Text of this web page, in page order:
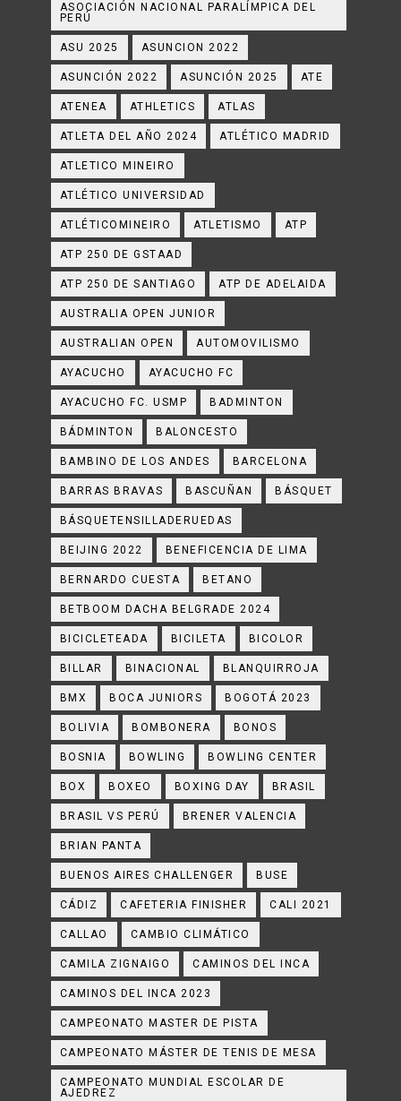
ASOCIACIÓN NACIONAL PARALÍMPICA DEL
PERÚ
ASU 2025 ASUNCION 2022
ASUNCIÓN 2022 ASUNCIÓN 2025 ATE
ATENEA ATHLETICS ATLAS
ATLETA DEL AÑO 2024 ATLÉTICO MADRID
ATLETICO MINEIRO
ATLÉTICO UNIVERSIDAD
ATLÉTICOMINEIRO ATLETISMO ATP
ATP 250 DE GSTAAD
ATP 250 DE SANTIAGO ATP DE ADELAIDA
AUSTRALIA OPEN JUNIOR
AUSTRALIAN OPEN AUTOMOVILISMO
AYACUCHO AYACUCHO FC
AYACUCHO FC. USMP BADMINTON
BÁDMINTON BALONCESTO
BAMBINO DE LOS ANDES BARCELONA
BARRAS BRAVAS BASCUÑAN BÁSQUET
BÁSQUETENSILLADERUEDAS
BEIJING 2022 BENEFICENCIA DE LIMA
BERNARDO CUESTA BETANO
BETBOOM DACHA BELGRADE 2024
BICICLETEADA BICILETA BICOLOR
BILLAR BINACIONAL BLANQUIRROJA
BMX BOCA JUNIORS BOGOTÁ 2023
BOLIVIA BOMBONERA BONOS
BOSNIA BOWLING BOWLING CENTER
BOX BOXEO BOXING DAY BRASIL
BRASIL VS PERÚ BRENER VALENCIA
BRIAN PANTA
BUENOS AIRES CHALLENGER BUSE
CÁDIZ CAFETERIA FINISHER CALI 2021
CALLAO CAMBIO CLIMÁTICO
CAMILA ZIGNAIGO CAMINOS DEL INCA
CAMINOS DEL INCA 2023
CAMPEONATO MASTER DE PISTA
CAMPEONATO MÁSTER DE TENIS DE MESA
CAMPEONATO MUNDIAL ESCOLAR DE
AJEDREZ